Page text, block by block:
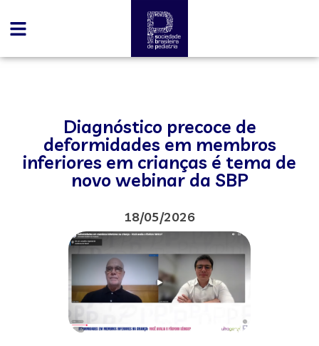
Diagnóstico precoce de
deformidades em membros
inferiores em crianças é tema de
novo webinar da SBP
18/05/2026